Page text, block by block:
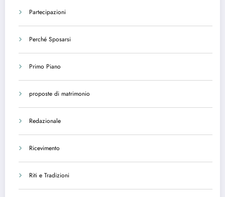
Partecipazioni
Perché Sposarsi
Primo Piano
proposte di matrimonio
Redazionale
Ricevimento
Riti e Tradizioni